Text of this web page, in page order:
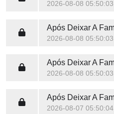
2026-08-08 05:50:03
2026-08-08 05:50:03
2026-08-08 05:50:03
2026-08-07 05:50:04